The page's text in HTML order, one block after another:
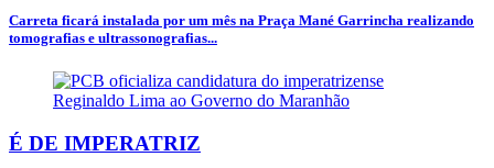
Carreta ficará instalada por um mês na Praça Mané Garrincha realizando
tomografias e ultrassonografias...
É DE IMPERATRIZ